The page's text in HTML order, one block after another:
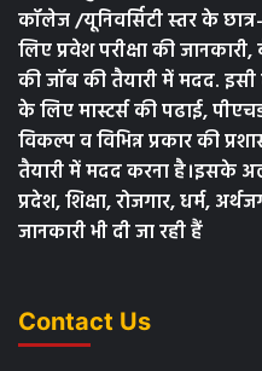
कॉलेज /यूनिवर्सिटी स्तर के
लिए प्रवेश परीक्षा की
की जॉब की तैयारी में मदद.
के लिए मास्टर्स की पढाई,
विकल्प व विभिन्न प्रकार की
तैयारी में मदद करना है।इसके
प्रदेश, शिक्षा, रोजगार, धर्म,
जानकारी भी दी जा रही हैं
Contact Us